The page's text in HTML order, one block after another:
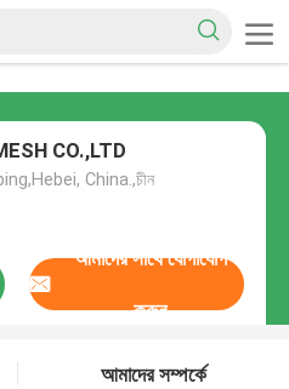
CO.,LTD
China.,চীন
আমাদের সাথে যোগাযোগ
করুন
আমাদের সম্পর্কে